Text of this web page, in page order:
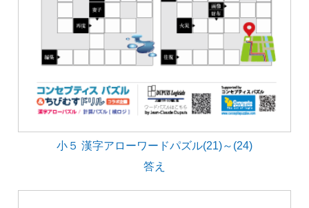
小５ 漢字アローワードパズル(21)～(24)
答え